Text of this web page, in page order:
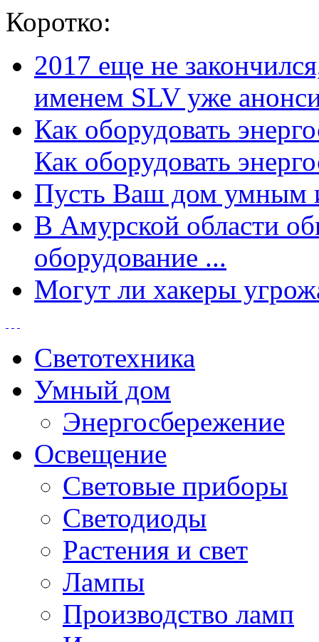
Коротко:
2017 еще не
именем SLV уже
Как оборудовать
Как оборудовать
Пусть Ваш дом умным
В Амурской области
оборудование ...
Могут ли хакеры
Светотехника
Умный дом
Энергосбережение
Освещение
Световые приборы
Светодиоды
Растения и свет
Лампы
Производство ламп